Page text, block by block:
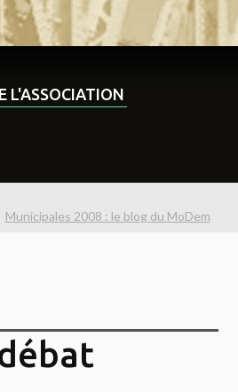
L'ASSOCIATION
Municipales 2008 : le blog du MoDem